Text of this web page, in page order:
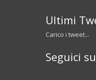
Ultimi
Carico i tweet...
Seguici